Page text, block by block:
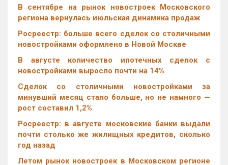
В сентябре на рынок новостроек Московского
региона вернулась июльская динамика продаж
Росреестр: больше всего сделок со столичными
новостройками оформлено в Новой Москве
В августе количество ипотечных сделок с
новостройками выросло почти на 14%
Cделок со столичными новостройками за
минувший месяц стало больше, но не намного —
рост составил 1,2%
Росреестр: в августе московские банки выдали
почти столько же жилищных кредитов, сколько
год назад
Летом рынок новостроек в Московском регионе